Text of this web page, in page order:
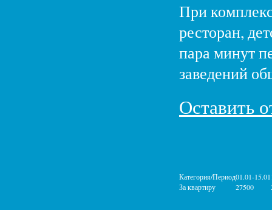
При
ресторан,
пара минут
заведений
Оставить
Категория/Период01.01-15.01
За квартиру
27500